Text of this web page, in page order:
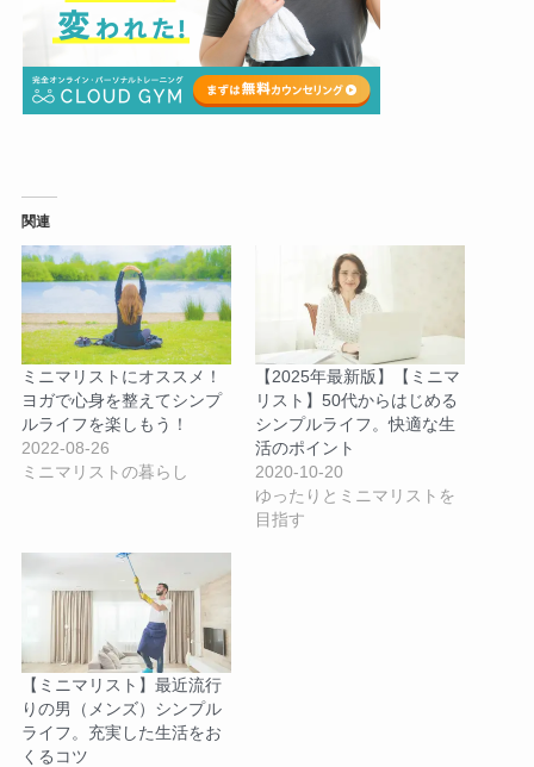
関連
ミニマリストにオススメ！
ヨガで心身を整えてシンプ
ルライフを楽しもう！
2022-08-26
ミニマリストの暮らし
【2025年最新版】【ミニマ
リスト】50代からはじめる
シンプルライフ。快適な生
活のポイント
2020-10-20
ゆったりとミニマリストを
目指す
【ミニマリスト】最近流行
りの男（メンズ）シンプル
ライフ。充実した生活をお
くるコツ